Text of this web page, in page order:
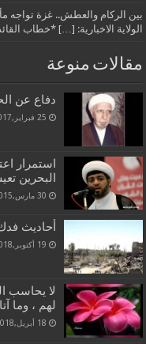
بين الركام والعطش.. غزة تواجه
الولاية الاخبارية: […] *خطاب
مقالات منوعة
دفاع عن
25 فبراير,2017
استمرار
البحرين
30 مارس,2015
أحاديث
19 أكتوبر,2018
لا يحاسب
لهم ، وما
18 أبريل,2018